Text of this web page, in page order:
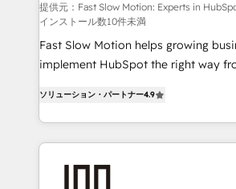
Sales Hub implementations - Custom dashboards
and reporting - Workflow automation and data
clean-up - Sales enablement and team training -
Ongoing optimisation and RevOps support
engine it’s meant to be.
提供元：Fast Slow Motion: Experts in
インストール数10件未満
Fast Slow Motion helps growing
implement HubSpot the right way
Highly certified in both HubSpot and
bring deep experience in CRM
integrations, and data migration
ソリューション・パートナー4.9